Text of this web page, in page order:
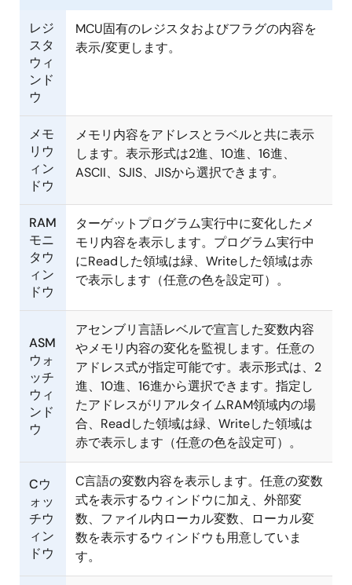
レジ
スタ
ウィ
ンド
ウ
MCU固有のレジスタおよびフラグの内容を
表示/変更します。
メモ
リウ
ィン
ドウ
メモリ内容をアドレスとラベルと共に表示
します。表示形式は2進、10進、16進、
ASCII、SJIS、JISから選択できます。
RAM
モニ
タウ
ィン
ドウ
ターゲットプログラム実行中に変化したメ
モリ内容を表示します。プログラム実行中
にReadした領域は緑、Writeした領域は赤
で表示します（任意の色を設定可）。
ASM
ウォ
ッチ
ウィ
ンド
ウ
アセンブリ言語レベルで宣言した変数内容
やメモリ内容の変化を監視します。任意の
アドレス式が指定可能です。表示形式は、2
進、10進、16進から選択できます。指定し
たアドレスがリアルタイムRAM領域内の場
合、Readした領域は緑、Writeした領域は
赤で表示します（任意の色を設定可）。
Cウ
ォッ
チウ
ィン
ドウ
C言語の変数内容を表示します。任意の変数
式を表示するウィンドウに加え、外部変
数、ファイル内ローカル変数、ローカル変
数を表示するウィンドウも用意していま
す。